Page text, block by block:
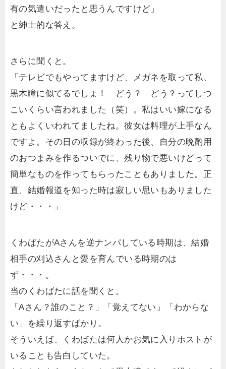
有の気遣いだったと思うんですけど」
と紳士的な答え。
さらに聞くと。
「テレビでもやってますけど、メガネを取って私、
黒木瞳に似てるでしょ！ どう？ どう？ってしつ
こいくらい言われました（笑）。私はいい嫁になる
ともよくいわれてましたね。彼女は料理が上手なん
ですよ。その日の収録が終わった後、自分の晩酌用
のおつまみを作るついでに、残り物で悪いけどって
簡単なものを作ってもらったこともありました。正
直、結婚報道を知った時は寂しい思いもありました
けど・・・」
くわばたがAさんを逆ナンパしている時期は、結婚
相手の刈込さんと愛を育んでいる時期のは
ず・・・。
当のくわばたに話を聞くと。
「Aさん？誰のこと？」「覚えてない」「わからな
い」を繰り返すばかり。
そういえば、くわばたは何人かお気に入りホストが
いることも告白していた。